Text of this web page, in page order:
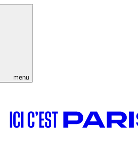
menu